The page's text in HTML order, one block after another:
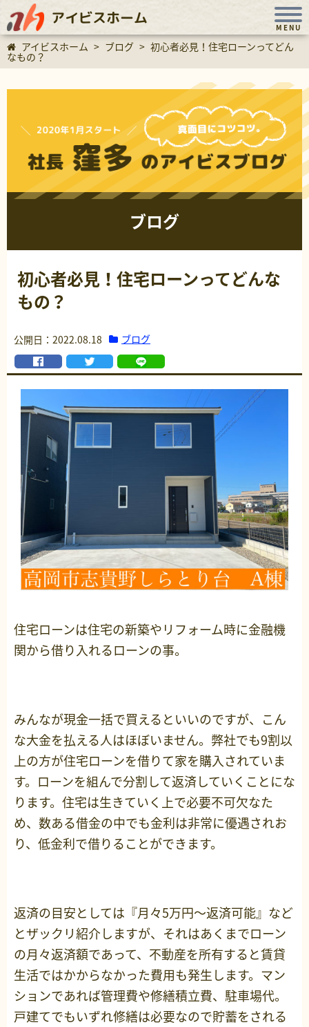
アイビスホーム
MENU
アイビスホーム > ブログ > 初心者必見！住宅ローンってどん
なもの？
ブログ
初心者必見！住宅ローンってどんな
もの？
公開日：2022.08.18 ブログ
住宅ローンは住宅の新築やリフォーム時に金融機
関から借り入れるローンの事。
みんなが現金一括で買えるといいのですが、こん
な大金を払える人はほぼいません。弊社でも9割以
上の方が住宅ローンを借りて家を購入されていま
す。ローンを組んで分割して返済していくことにな
ります。住宅は生きていく上で必要不可欠なた
め、数ある借金の中でも金利は非常に優遇されお
り、低金利で借りることができます。
返済の目安としては『月々5万円～返済可能』など
とザックリ紹介しますが、それはあくまでローン
の月々返済額であって、不動産を所有すると賃貸
生活ではかからなかった費用も発生します。マン
ションであれば管理費や修繕積立費、駐車場代。
戸建てでもいずれ修繕は必要なので貯蓄をされる